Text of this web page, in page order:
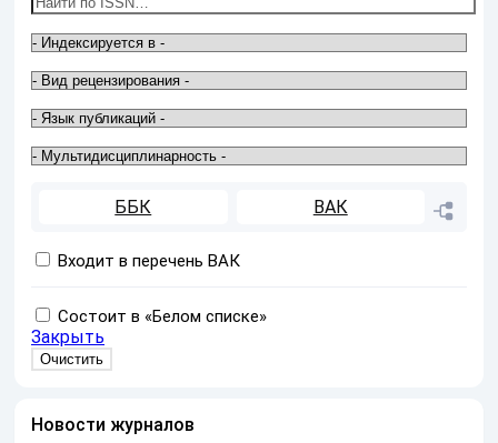
ББК ВАК
Входит в перечень ВАК
Состоит в «Белом списке»
Закрыть
Новости журналов